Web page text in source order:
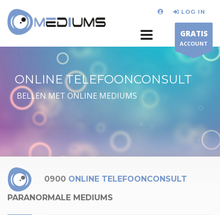
LOG IN
GRATIS
ACCOUNT
ONLINE TELEFOONCONSULT
BELLEN MET ONLINE MEDIUMS
0900 ONLINE TELEFOONCONSULT
PARANORMALE MEDIUMS